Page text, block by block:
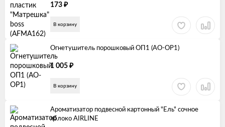
173 ₽
В корзину
Огнетушитель порошковый ОП1 (AO-OP1)
1 005 ₽
В корзину
Ароматизатор подвесной картонный "Ель" сочное
яблоко AIRLINE